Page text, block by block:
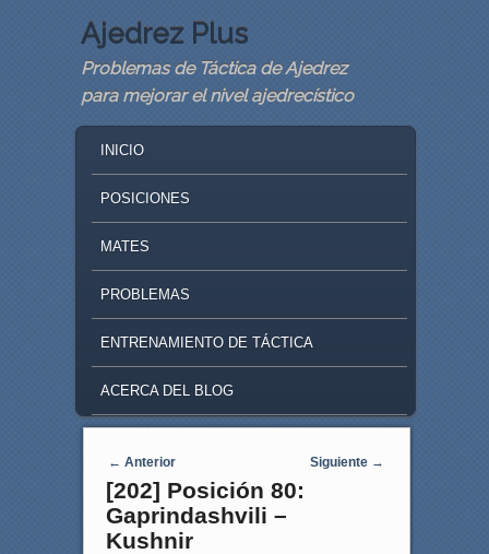
Ajedrez Plus
Problemas de Táctica de Ajedrez
para mejorar el nivel ajedrecístico
SKIP TO PRIMARY CONTENT
SKIP TO SECONDARY CONTENT
INICIO
POSICIONES
MATES
PROBLEMAS
ENTRENAMIENTO DE TÁCTICA
ACERCA DEL BLOG
Navegaci�n de entradas
← Anterior Siguiente →
[202] Posición 80:
Gaprindashvili –
Kushnir